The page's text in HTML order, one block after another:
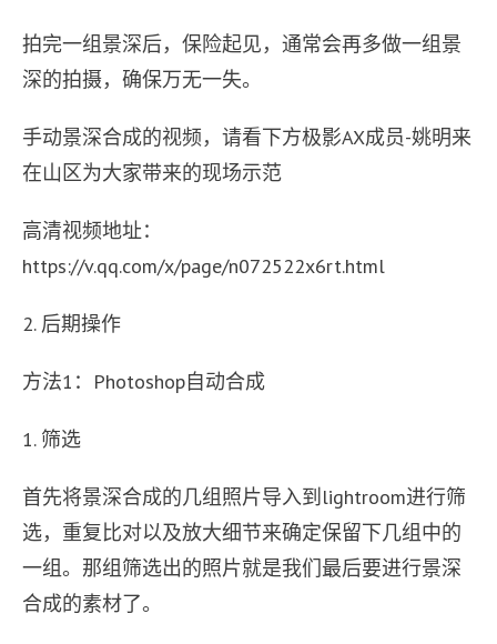
拍完一组景深后，保险起见，通常会再多做一组景
深的拍摄，确保万无一失。
手动景深合成的视频，请看下方极影AX成员-姚明来
在山区为大家带来的现场示范
高清视频地址：
https://v.qq.com/x/page/n072522x6rt.html
2. 后期操作
方法1：Photoshop自动合成
1. 筛选
首先将景深合成的几组照片导入到lightroom进行筛
选，重复比对以及放大细节来确定保留下几组中的
一组。那组筛选出的照片就是我们最后要进行景深
合成的素材了。